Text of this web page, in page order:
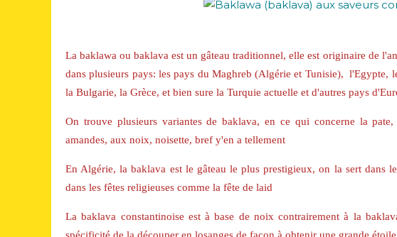
La baklawa ou baklava est un gâteau traditionnel, elle est originaire de
dans plusieurs pays: les pays du Maghreb (Algérie et Tunisie), l'Egypte,
la Bulgarie, la Grèce, et bien sure la Turquie actuelle et d'autres pays
On trouve plusieurs variantes de baklava, en ce qui concerne la
amandes, aux noix, noisette, bref y'en a tellement
En Algérie, la baklava est le gâteau le plus prestigieux, on la sert dans
dans les fêtes religieuses comme la fête de laid
La baklava constantinoise est à base de noix contrairement à la